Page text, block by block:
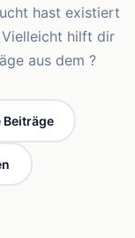
hast existiert
hilft dir
aus dem ?
Beiträge